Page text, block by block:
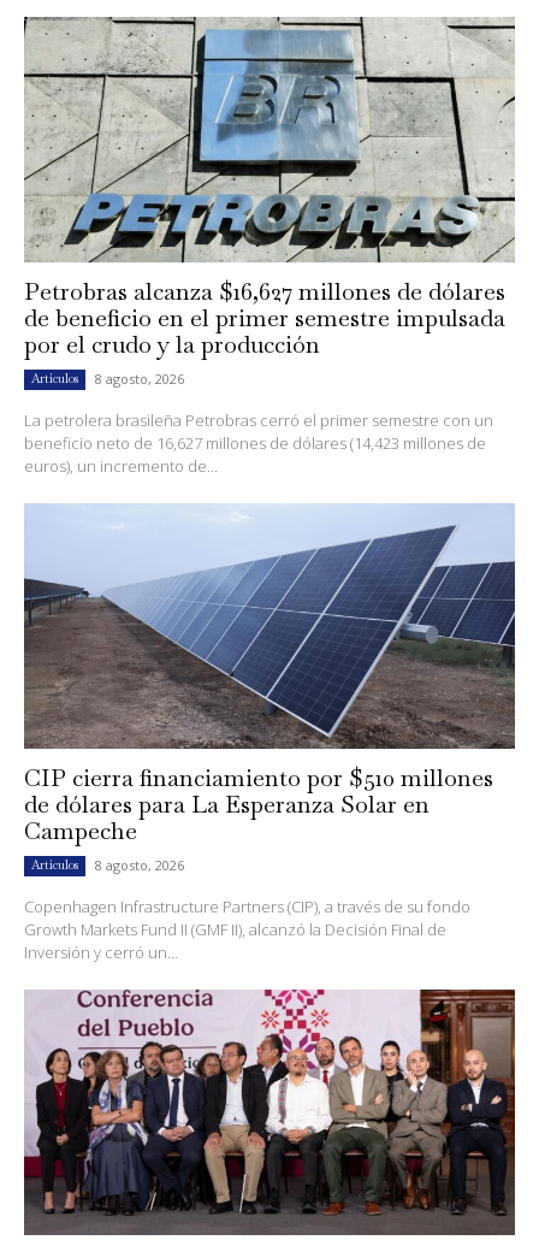
Petrobras alcanza $16,627 millones de dólares
de beneficio en el primer semestre impulsada
por el crudo y la producción
Artículos 8 agosto, 2026
La petrolera brasileña Petrobras cerró el primer semestre con un
beneficio neto de 16,627 millones de dólares (14,423 millones de
euros), un incremento de...
CIP cierra financiamiento por $510 millones
de dólares para La Esperanza Solar en
Campeche
Artículos 8 agosto, 2026
Copenhagen Infrastructure Partners (CIP), a través de su fondo
Growth Markets Fund II (GMF II), alcanzó la Decisión Final de
Inversión y cerró un...